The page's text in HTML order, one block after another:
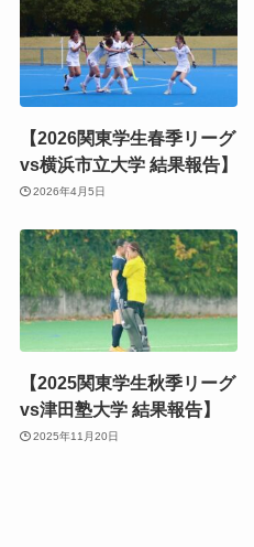
【2026関東学生春季リーグ
vs横浜市立大学 結果報告】
2026年4月5日
【2025関東学生秋季リーグ
vs津田塾大学 結果報告】
2025年11月20日